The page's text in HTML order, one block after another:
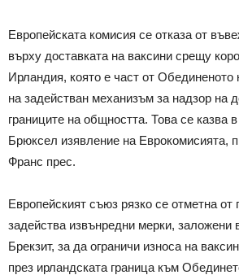
Европейската комисия се отказа от
върху доставката на ваксини срещу
Ирландия, която е част от Обединеното
на задействан механизъм за надзор на
границите на общността. Това се казва
Брюксел изявление на Еврокомисията,
Франс прес.
Европейският съюз рязко се отметна от
задейства извънредни мерки, заложени
Брекзит, за да ограничи износа на
през ирландската граница към